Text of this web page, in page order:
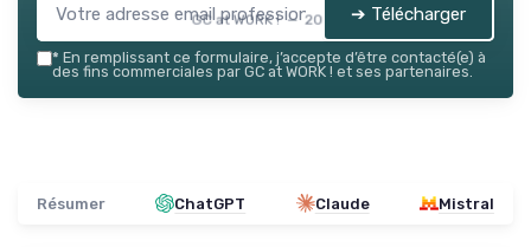
GC at WORK ! — 2026 ➔ Télécharger
* En remplissant ce formulaire, j’accepte d’être contacté(e) à
des fins commerciales par GC at WORK ! et ses partenaires.
Résumer ChatGPT Claude Mistral